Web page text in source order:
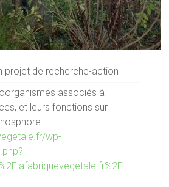
projet de recherche-action
associés à
et leurs fonctions sur
wp-